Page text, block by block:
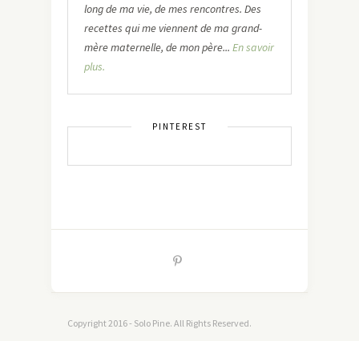
long de ma vie, de mes rencontres. Des
recettes qui me viennent de ma grand-
mère maternelle, de mon père... En savoir
plus.
PINTEREST
Copyright 2016 - Solo Pine. All Rights Reserved.